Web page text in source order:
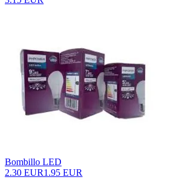
Bombillo LED
2.30 EUR1.95 EUR